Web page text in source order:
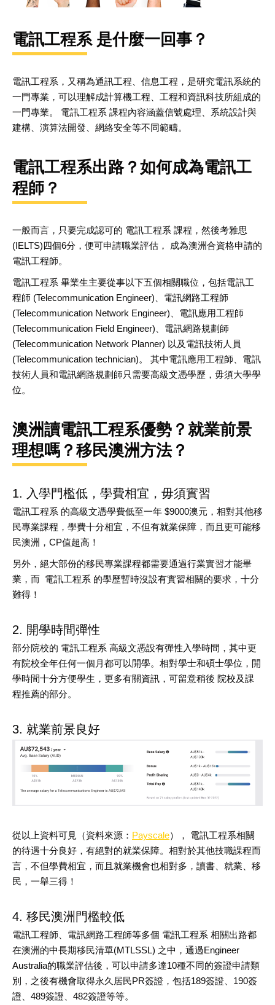
電訊工程系 是什麼一回事？
電訊工程系，又稱為通訊工程、信息工程，是研究電訊系統的
一門專業，可以理解成計算機工程、工程和資訊科技所組成的
一門專業。 電訊工程系 課程內容涵蓋信號處理、系統設計與
建構、演算法開發、網絡安全等不同範疇。
電訊工程系出路？如何成為電訊工
程師？
一般而言，只要完成認可的 電訊工程系 課程，然後考雅思
(IELTS)四個6分，便可申請職業評估， 成為澳洲合資格申請的
電訊工程師。
電訊工程系 畢業生主要從事以下五個相關職位，包括電訊工
程師 (Telecommunication Engineer) 、電訊網路工程師
(Telecommunication Network Engineer) 、電訊應用工程師
(Telecommunication Field Engineer) 、電訊網路規劃師
(Telecommunication Network Planner) 以及電訊技術人員
(Telecommunication technician)。
其中電訊應用工程師、電訊
技術人員和電訊網路規劃師只需要高級文憑學歷，毋須大學學
位。
澳洲讀電訊工程系優勢？ 就業前景
理想嗎？移民澳洲方法？
1. 入學門檻低，學費相宜，毋須實習
電訊工程系 的高級文憑學費低至一年 $9000澳元，相對其他移
民專業課程，學費十分相宜，不但有就業保障，而且更可能移
民澳洲， CP值超高！
另外，絕大部份的移民專業課程都需要通過行業實習才能畢
業，而 電訊工程系 的學歷暫時沒設有實習相關的要求，十分
難得！
2. 開學時間彈性
部分院校的 電訊工程系 高級文憑設有彈性入學時間，其中更
有院校全年任何一個月都可以開學。相對學士和碩士學位，開
學時間十分方便學生，更多有關資訊，可留意稍後 院校及課
程推薦的部分。
3. 就業前景良好
從以上資料可見（資料來源： Payscale）
， 電訊工程系相關
的待遇十分良好，有絕對的就業保障。相對於其他技職課程而
言，不但學費相宜，而且就業機會也相對多，讀書、就業、移
民，一舉三得！
4. 移民澳洲門檻較低
電訊工程師、電訊網路工程師等多個 電訊工程系 相關出路都
在澳洲的中長期移民清單(MTLSSL) 之中，通過Engineer
Australia的職業評估後，可以申請多達10種不同的簽證申請類
別，之後有機會取得永久居民PR簽證，包括189簽證、 190簽
證、 489簽證、 482簽證等等。